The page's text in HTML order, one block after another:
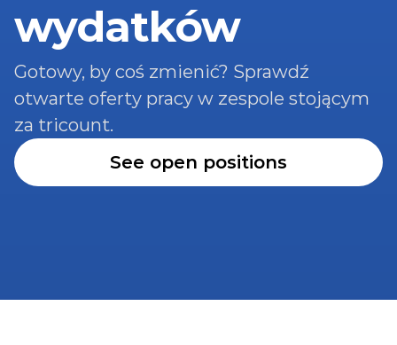
wydatków
Gotowy, by coś zmienić? Sprawdź
otwarte oferty pracy w zespole stojącym
za tricount.
See open positions